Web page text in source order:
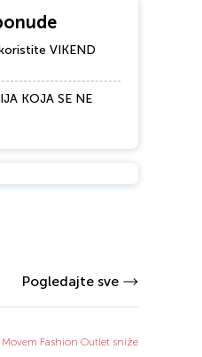
VIKEND
KOJA SE NE
Pogledajte sve